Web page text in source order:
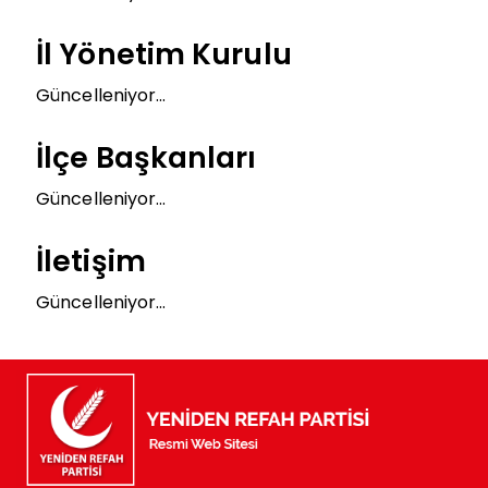
İl Yönetim Kurulu
Güncelleniyor...
İlçe Başkanları
Güncelleniyor...
İletişim
Güncelleniyor...